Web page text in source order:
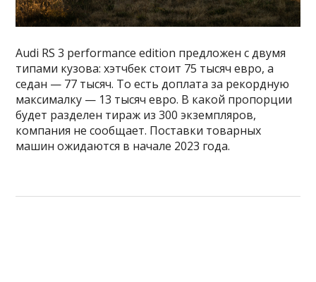
Audi RS 3 performance edition предложен с двумя
типами кузова: хэтчбек стоит 75 тысяч евро, а
седан — 77 тысяч. То есть доплата за рекордную
максималку — 13 тысяч евро. В какой пропорции
будет разделен тираж из 300 экземпляров,
компания не сообщает. Поставки товарных
машин ожидаются в начале 2023 года.